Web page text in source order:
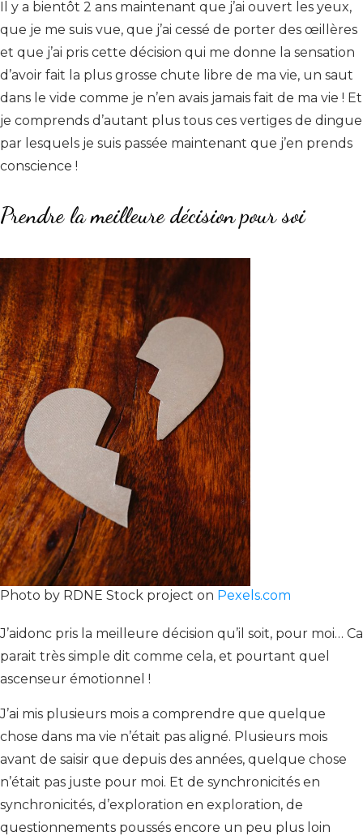
Il y a bientôt 2 ans maintenant que j’ai ouvert les yeux,
que je me suis vue, que j’ai cessé de porter des œillères
et que j’ai pris cette décision qui me donne la sensation
d’avoir fait la plus grosse chute libre de ma vie, un saut
dans le vide comme je n’en avais jamais fait de ma vie ! Et
je comprends d’autant plus tous ces vertiges de dingue
par lesquels je suis passée maintenant que j’en prends
conscience !
Prendre la meilleure décision pour soi
Photo by RDNE Stock project on Pexels.com
J’aidonc pris la meilleure décision qu’il soit, pour moi… Ca
parait très simple dit comme cela, et pourtant quel
ascenseur émotionnel !
J’ai mis plusieurs mois a comprendre que quelque
chose dans ma vie n’était pas aligné. Plusieurs mois
avant de saisir que depuis des années, quelque chose
n’était pas juste pour moi. Et de synchronicités en
synchronicités, d’exploration en exploration, de
questionnements poussés encore un peu plus loin